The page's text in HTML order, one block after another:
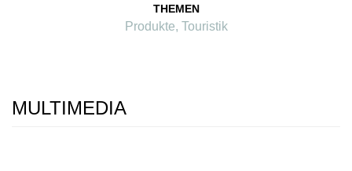
THEMEN
Produkte, Touristik
MULTIMEDIA